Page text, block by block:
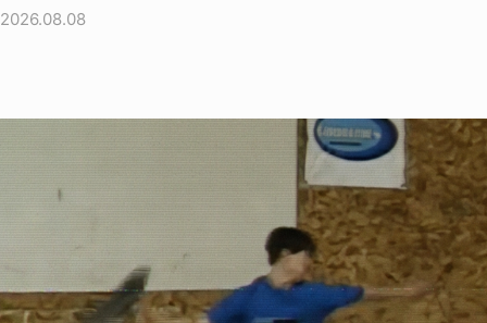
2026.08.08